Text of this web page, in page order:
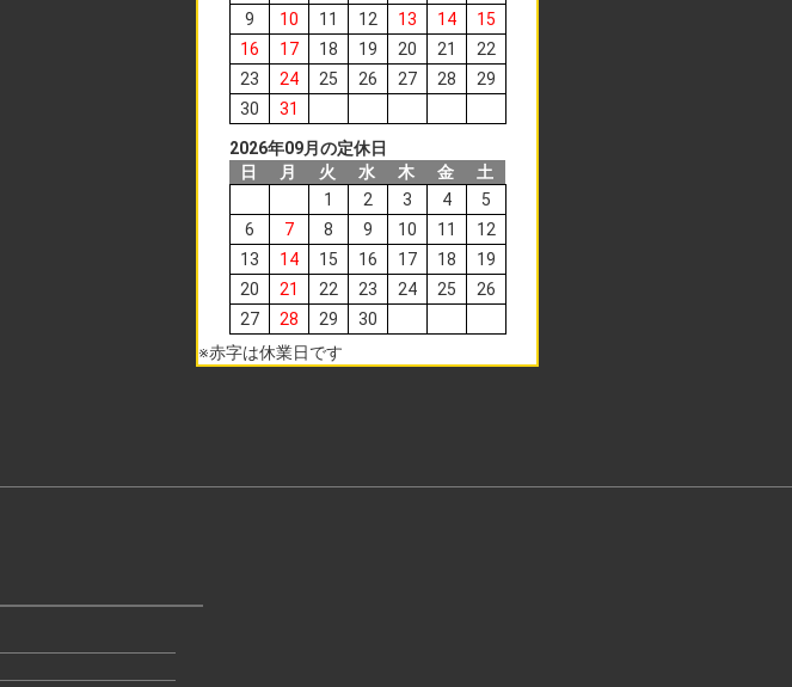
9
10 11 12 13 14
15
16
17 18 19 20 21
22
23
24 25 26 27 28
29
30
31
2026年09月の定休日
日
月 火 水 木 金
土
1
2 3 4
5
6
7 8 9 10 11
12
13
14 15 16 17 18
19
20
21 22 23 24 25
26
27
28 29
30
※赤字は休業日です